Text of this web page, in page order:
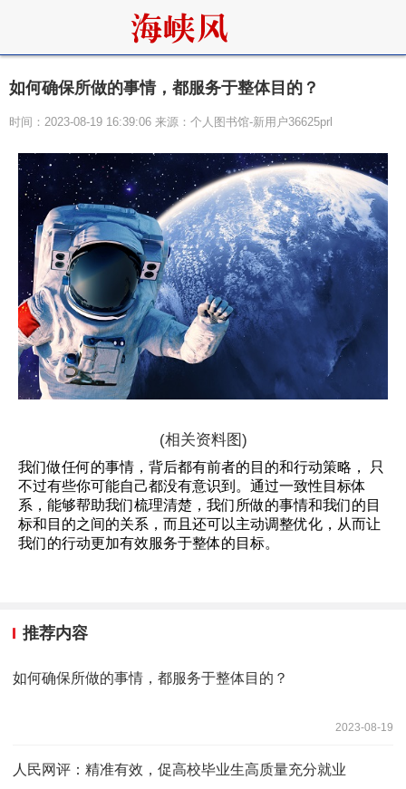
如何确保所做的事情，都服务于整体目的？
时间：2023-08-19 16:39:06 来源：个人图书馆-新用户36625prl
(相关资料图)
我们做任何的事情，背后都有前者的目的和行动策略， 只
不过有些你可能自己都没有意识到。通过一致性目标体
系，能够帮助我们梳理清楚，我们所做的事情和我们的目
标和目的之间的关系，而且还可以主动调整优化，从而让
我们的行动更加有效服务于整体的目标。
推荐内容
如何确保所做的事情，都服务于整体目的？
2023-08-19
人民网评：精准有效，促高校毕业生高质量充分就业